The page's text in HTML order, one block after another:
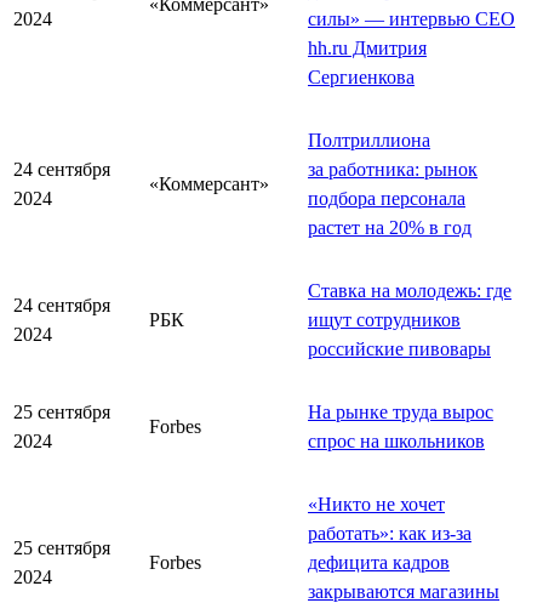
2024
силы» — интервью СЕО
hh.ru Дмитрия
Сергиенкова
24 сентября
2024
«Коммерсант»
Полтриллиона
за работника: рынок
подбора персонала
растет на 20% в год
24 сентября
2024
РБК
Ставка на молодежь: где
ищут сотрудников
российские пивовары
25 сентября
2024
Forbes
На рынке труда вырос
спрос на школьников
25 сентября
2024
Forbes
«Никто не хочет
работать»: как из-за
дефицита кадров
закрываются магазины